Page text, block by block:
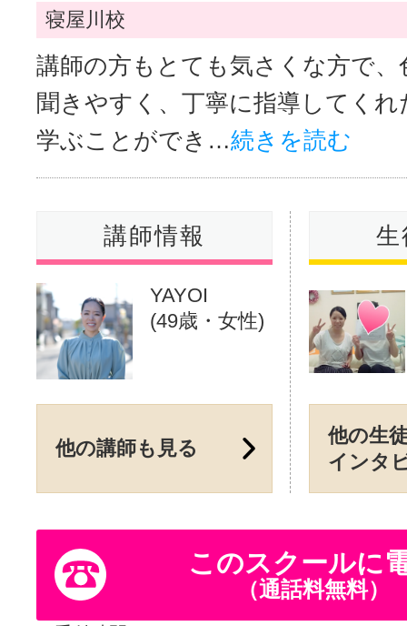
寝屋川校
講師の方もとても気さくな方で
聞きやすく、丁寧に指導してく
学ぶことができ…続きを読む
講師情報
YAYOI
(49歳・女性)
他の講師も見る
生
他の生
インタ
このスクールに
（通話料無料）